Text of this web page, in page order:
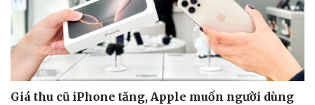
Phòng mạch online
Ăn sạch sống khỏe
Giá thu cũ iPhone tăng, Apple muốn người dùng